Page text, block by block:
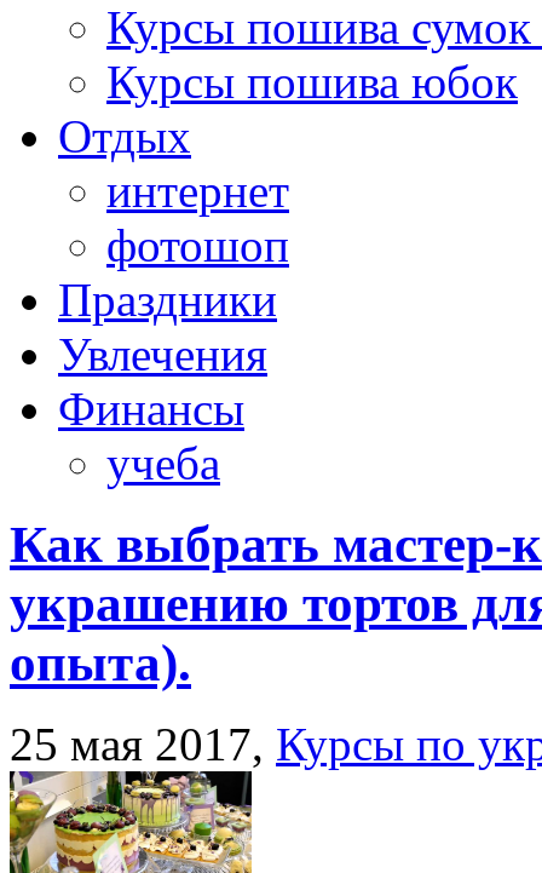
Курсы пошива сумок
Курсы пошива юбок
Отдых
интернет
фотошоп
Праздники
Увлечения
Финансы
учеба
Как выбрать мастер-
украшению тортов
опыта).
25 мая 2017, Курсы по